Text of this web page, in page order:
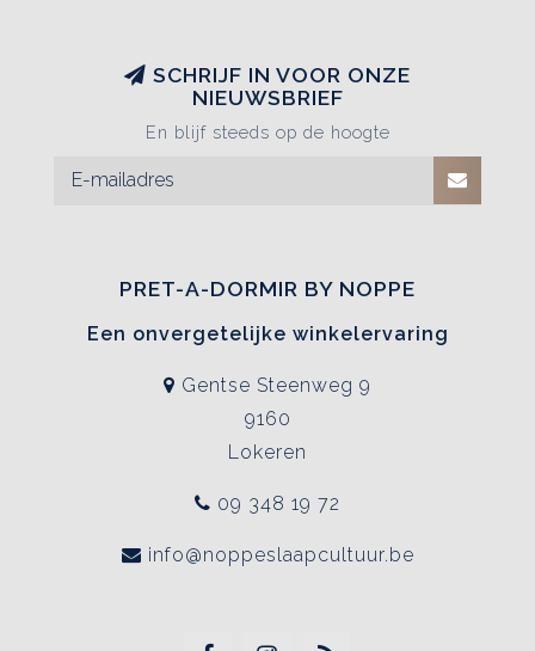
SCHRIJF IN VOOR ONZE
NIEUWSBRIEF
En blijf steeds op de hoogte
PRET-A-DORMIR BY NOPPE
Een onvergetelijke winkelervaring
Gentse Steenweg 9
9160
Lokeren
09 348 19 72
info@noppeslaapcultuur.be